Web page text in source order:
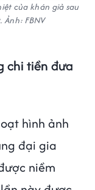
của khán giả sau
FBNV
chi tiền đưa
hình ảnh
đại gia
niềm